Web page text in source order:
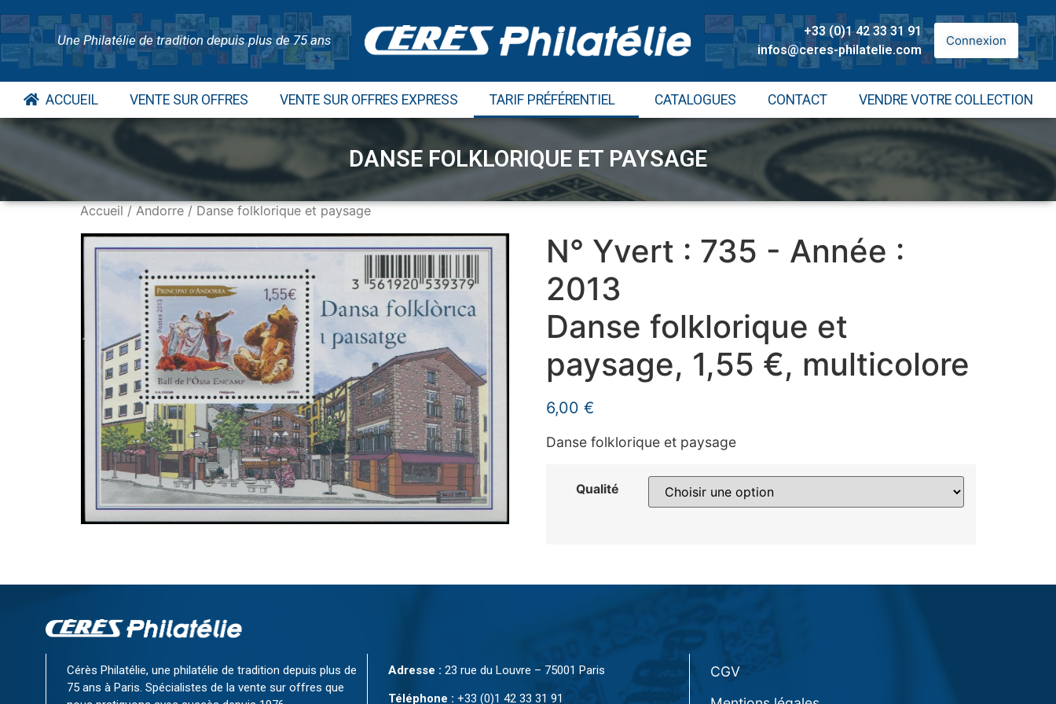
Une Philatélie de tradition depuis plus de 75 ans
+33 (0)1 42 33 31 91
infos@ceres-philatelie.com
Connexion
ACCUEIL VENTE SUR OFFRES VENTE SUR OFFRES EXPRESS TARIF PRÉFÉRENTIEL CATALOGUES CONTACT VENDRE VOTRE COLLECTION
DANSE FOLKLORIQUE ET PAYSAGE
Accueil/Andorre/ Danse folklorique et paysage
N° Yvert : 735 - Année :
2013
Danse folklorique et
paysage, 1,55 €, multicolore
6,00 €
Danse folklorique et paysage
Qualité
Cérès Philatélie, une philatélie de tradition depuis plus de
75 ans à Paris. Spécialistes de la vente sur offres que
Adresse : 23 rue du Louvre – 75001 Paris
Téléphone : +33 (0)1 42 33 31 91
CGV